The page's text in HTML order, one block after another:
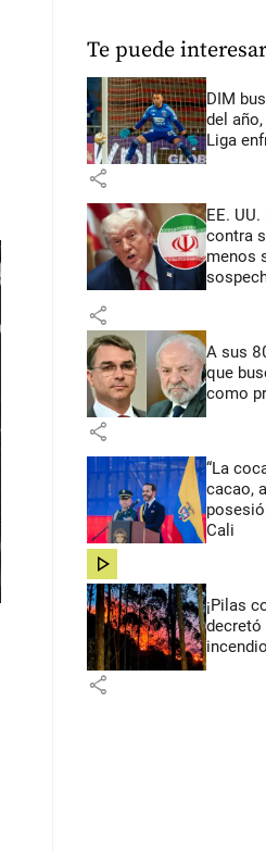
Te puede interesar
DIM
del
Liga
share
EE.
contra
menos
share
A sus
que
como
share
“La
cacao,
Cali
share
¡Pilas
decretó
share